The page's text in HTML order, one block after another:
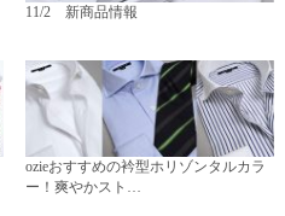
11/2 新商品情報
ozieおすすめの衿型ホリゾンタルカラ
ー！爽やかスト…